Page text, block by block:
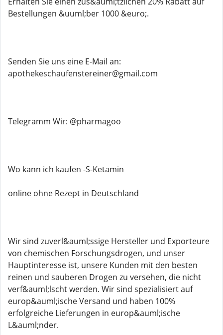
Bestellungen &uuml;ber 1000 &euro;.
Senden Sie uns eine E-Mail an:
apothekeschaufenstereiner@gmail.com
Telegramm Wir: @pharmagoo
Wo kann ich kaufen -S-Ketamin
online ohne Rezept in Deutschland
Wir sind zuverl&auml;ssige Hersteller und Exporteure
von chemischen Forschungsdrogen, und unser
Hauptinteresse ist, unsere Kunden mit den besten
reinen und sauberen Drogen zu versehen, die nicht
verf&auml;lscht werden. Wir sind spezialisiert auf
europ&auml;ische Versand und haben 100%
erfolgreiche Lieferungen in europ&auml;ische
L&auml;nder.